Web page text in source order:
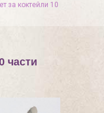
за коктейли 10
части